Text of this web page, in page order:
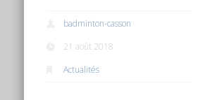
badminton-casson
21 août 2018
Actualités